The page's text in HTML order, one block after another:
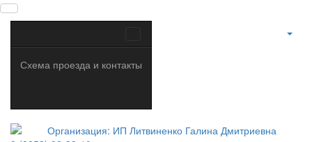
Схема проезда и контакты